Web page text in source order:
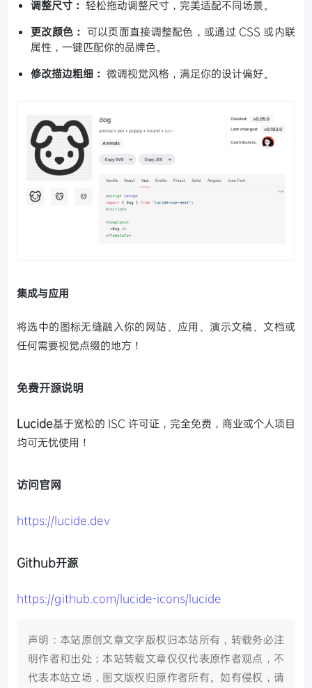
调整尺寸： 轻松拖动调整尺寸，完美适配不同场景。
更改颜色： 可以页面直接调整配色，或通过 CSS 或内联
属性，一键匹配你的品牌色。
修改描边粗细： 微调视觉风格，满足你的设计偏好。
集成与应用
将选中的图标无缝融入你的网站、应用、演示文稿、文档或
任何需要视觉点缀的地方！
免费开源说明
Lucide基于宽松的 ISC 许可证，完全免费，商业或个人项目
均可无忧使用！
访问官网
https://lucide.dev
Github开源
https://github.com/lucide-icons/lucide
声明：本站原创文章文字版权归本站所有，转载务必注
明作者和出处；本站转载文章仅仅代表原作者观点，不
代表本站立场，图文版权归原作者所有。如有侵权，请